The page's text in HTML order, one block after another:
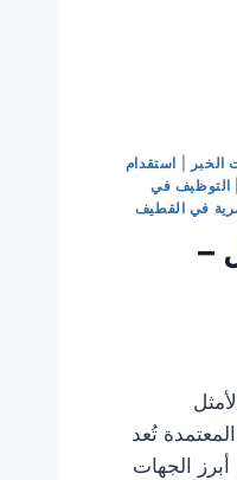
الخبر
استقدام
التوظيف في
في القطيف
–
تُعد
الجهات